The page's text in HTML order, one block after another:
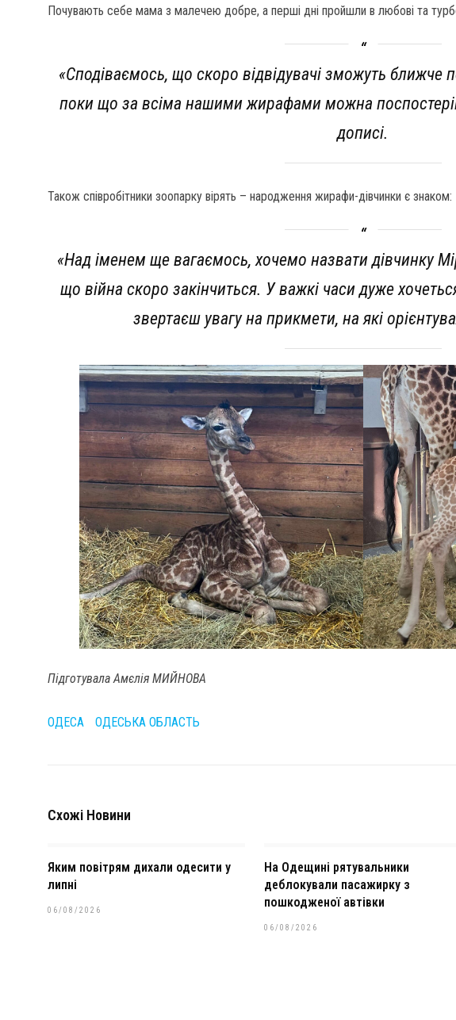
Почувають себе мама з малечею добре, а перші дні пройшли в любові та
«Сподіваємось, що скоро відвідувачі зможуть
поки що за всіма нашими жирафами можна
дописі.
Також співробітники зоопарку вірять – народження жирафи-дівчинки є знаком:
«Над іменем ще вагаємось, хочемо назвати дівчинку
що війна скоро закінчиться. У важкі часи дуже
звертаєш увагу на прикмети, на які
Підготувала Амєлія МИЙНОВА
ОДЕСА ОДЕСЬКА ОБЛАСТЬ
Схожі Новини
Яким повітрям дихали одесити у
липні
06/08/2026
На Одещині рятувальники
деблокували пасажирку з
пошкодженої автівки
06/08/2026